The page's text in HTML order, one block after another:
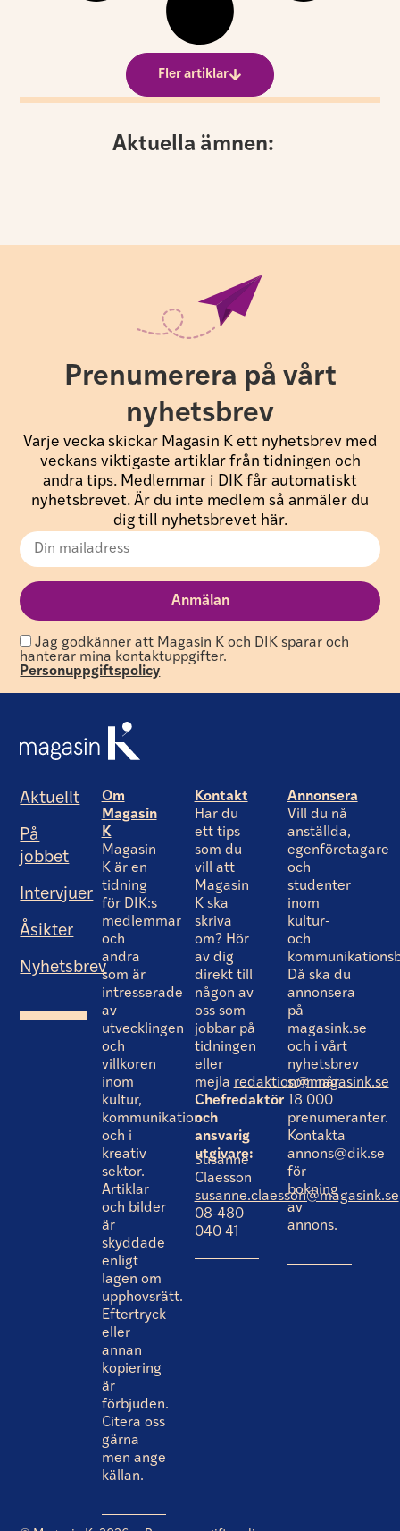
Fler artiklar
Aktuella ämnen:
Prenumerera på vårt
nyhetsbrev
Varje vecka skickar Magasin K ett nyhetsbrev med
veckans viktigaste artiklar från tidningen och
andra tips. Medlemmar i DIK får automatiskt
nyhetsbrevet. Är du inte medlem så anmäler du
dig till nyhetsbrevet här.
Jag godkänner att Magasin K och DIK sparar och
hanterar mina kontaktuppgifter.
Personuppgiftspolicy
Aktuellt
På
jobbet
Intervjuer
Åsikter
Nyhetsbrev
Om
Magasin
K
Magasin
K är en
tidning
för DIK:s
medlemmar
och
andra
som är
intresserade
av
utvecklingen
och
villkoren
inom
kultur,
kommunikation
och i
kreativ
sektor.
Artiklar
och bilder
är
skyddade
enligt
lagen om
upphovsrätt.
Eftertryck
eller
annan
kopiering
är
förbjuden.
Citera oss
gärna
men ange
källan.
Kontakt
Har du
ett tips
som du
vill att
Magasin
K ska
skriva
om? Hör
av dig
direkt till
någon av
oss som
jobbar på
tidningen
eller
mejla redaktion@magasink.se
Chefredaktör
och
ansvarig
utgivare:
Susanne
Claesson
susanne.claesson@magasink.se
08-480
040 41
Annonsera
Vill du nå
anställda,
egenföretagare
och
studenter
inom
kultur-
och
Då ska du
annonsera
på
magasink.se
och i vårt
nyhetsbrev
som når
18 000
prenumeranter.
Kontakta
annons@dik.se
för
bokning
av
annons.